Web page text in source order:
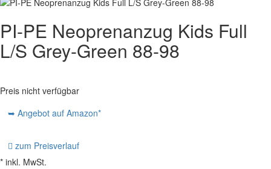
PI-PE Neoprenanzug Kids Full
L/S Grey-Green 88-98
Preis nicht verfügbar
➥ Angebot auf Amazon*
zum Preisverlauf
* inkl. MwSt.